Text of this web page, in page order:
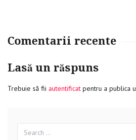
Comentarii recente
Lasă un răspuns
Trebuie să fii autentificat pentru a publica
for: